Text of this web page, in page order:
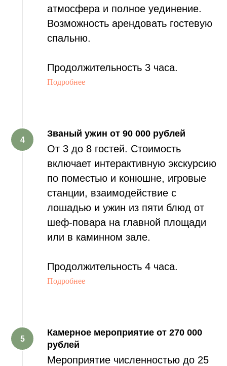
атмосфера и полное уединение.
Возможность арендовать гостевую
спальню.
Продолжительность 3 часа.
Подробнее
Званый ужин от 90 000 рублей
От 3 до 8 гостей. Стоимость
включает интерактивную экскурсию
по поместью и конюшне, игровые
станции, взаимодействие с
лошадью и ужин из пяти блюд от
шеф-повара на главной площади
или в каминном зале.
Продолжительность 4 часа.
Подробнее
Камерное мероприятие от 270 000
рублей
Мероприятие численностью до 25